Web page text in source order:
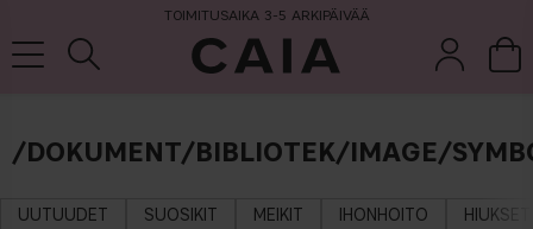
TOIMITUSAIKA 3-5 ARKIPÄIVÄÄ
/DOKUMENT/BIBLIOTEK/IMAGE/
UUTUUDET SUOSIKIT MEIKIT IHONHOITO HIUKSET